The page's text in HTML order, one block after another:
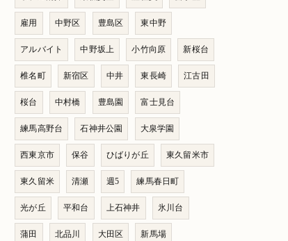
雇用 中野区 豊島区 東中野
アルバイト 中野坂上 小竹向原 新桜台
椎名町 新宿区 中井 東長崎 江古田
桜台 中村橋 豊島園 富士見台
練馬高野台 石神井公園 大泉学園
西東京市 保谷 ひばりが丘 東久留米市
東久留米 清瀬 週5 練馬春日町
光が丘 平和台 上石神井 氷川台
蒲田 北品川 大田区 新馬場